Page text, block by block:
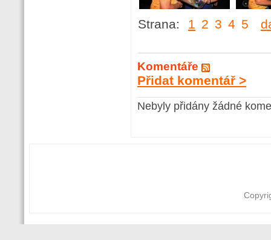
Strana: 1 2 3 4 5
Komentáře
Přidat komentář >
Nebyly přidány žádné